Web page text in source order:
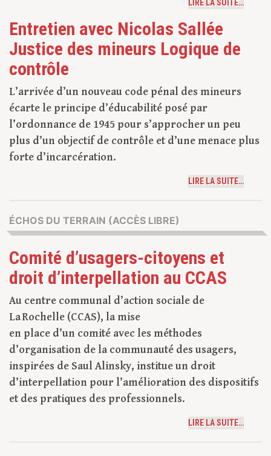
LIRE LA SUITE…
Entretien avec Nicolas Sallée
Justice des mineurs Logique de
contrôle
L’arrivée d’un nouveau code pénal des mineurs
écarte le principe d’éducabilité posé par
l’ordonnance de 1945 pour s’approcher un peu
plus d’un objectif de contrôle et d’une menace plus
forte d’incarcération.
LIRE LA SUITE…
ÉCHOS DU TERRAIN (ACCÈS LIBRE)
Comité d’usagers-citoyens et
droit d’interpellation au CCAS
Au centre communal d’action sociale de
La Rochelle (CCAS), la mise
en place d’un comité avec les méthodes
d’organisation de la communauté des usagers,
inspirées de Saul Alinsky, institue un droit
d’interpellation pour l’amélioration des dispositifs
et des pratiques des professionnels.
LIRE LA SUITE…